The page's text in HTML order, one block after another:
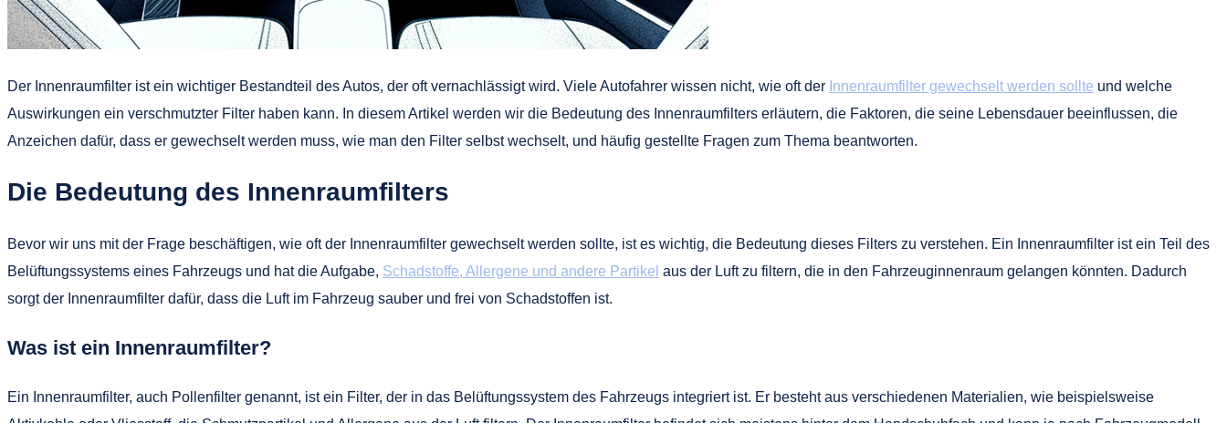
Der Innenraumfilter ist ein wichtiger Bestandteil des Autos, der oft vernachlässigt wird. Viele Autofahrer wissen nicht, wie oft der Innenraumfilter gewechselt werden sollte und welche
Auswirkungen ein verschmutzter Filter haben kann. In diesem Artikel werden wir die Bedeutung des Innenraumfilters erläutern, die Faktoren, die seine Lebensdauer beeinflussen, die
Anzeichen dafür, dass er gewechselt werden muss, wie man den Filter selbst wechselt, und häufig gestellte Fragen zum Thema beantworten.
Die Bedeutung des Innenraumfilters
Bevor wir uns mit der Frage beschäftigen, wie oft der Innenraumfilter gewechselt werden sollte, ist es wichtig, die Bedeutung dieses Filters zu verstehen. Ein Innenraumfilter ist ein Teil des
Belüftungssystems eines Fahrzeugs und hat die Aufgabe, Schadstoffe, Allergene und andere Partikel aus der Luft zu filtern, die in den Fahrzeuginnenraum gelangen könnten. Dadurch
sorgt der Innenraumfilter dafür, dass die Luft im Fahrzeug sauber und frei von Schadstoffen ist.
Was ist ein Innenraumfilter?
Ein Innenraumfilter, auch Pollenfilter genannt, ist ein Filter, der in das Belüftungssystem des Fahrzeugs integriert ist. Er besteht aus verschiedenen Materialien, wie beispielsweise